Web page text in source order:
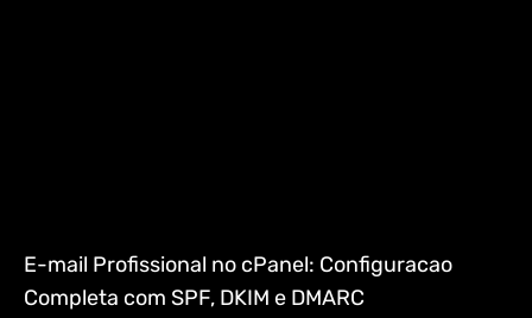
E-mail Profissional no cPanel: Configuracao
Completa com SPF, DKIM e DMARC